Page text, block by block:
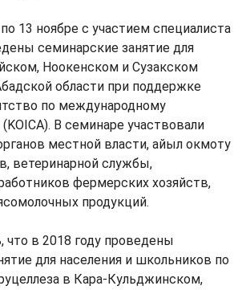
13 ноябре с участием специалиста
семинарские занятие для
Ноокенском и Сузакском
области при поддержке
по международному
В семинаре участвовали
местной власти, айыл окмоту
ветеринарной службы,
фермерских хозяйств,
продукций.
что в 2018 году проведены
для населения и школьников по
в Кара-Кульджинском,